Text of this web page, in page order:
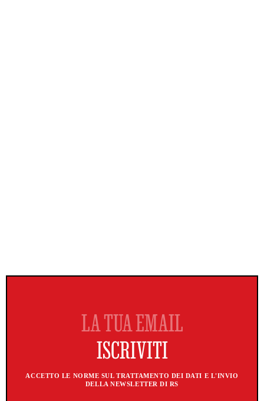
ACCETTO LE NORME SUL TRATTAMENTO DEI DATI E L'INVIO
DELLA NEWSLETTER DI RS